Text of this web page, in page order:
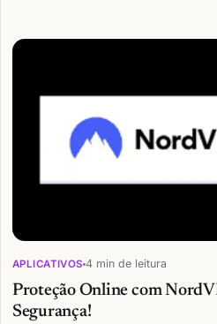
Articles
APLICATIVOS 4 min de leitura
Proteção Online com
Segurança!